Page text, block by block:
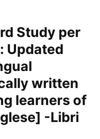
Study per
Updated
written
learners of
-Libri